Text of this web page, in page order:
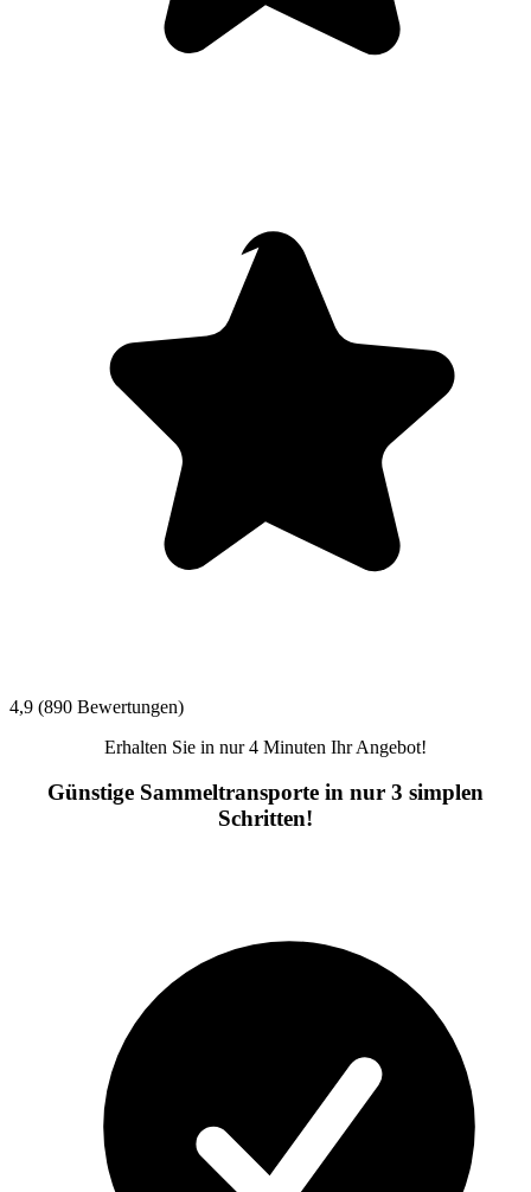
4,9 (890 Bewertungen)
Erhalten Sie in nur 4 Minuten Ihr Angebot!
Günstige Sammeltransporte in nur 3 simplen
Schritten!